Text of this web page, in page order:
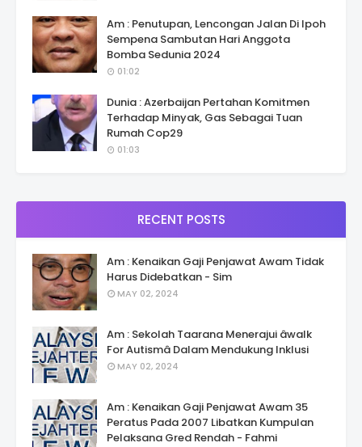
Am : Penutupan, Lencongan Jalan Di Ipoh
Sempena Sambutan Hari Anggota
Bomba Sedunia 2024
01:02
Dunia : Azerbaijan Pertahan Komitmen
Terhadap Minyak, Gas Sebagai Tuan
Rumah Cop29
01:03
RECENT POSTS
Am : Kenaikan Gaji Penjawat Awam Tidak
Harus Didebatkan - Sim
MAY 02, 2024
Am : Sekolah Taarana Menerajui âwalk
For Autismâ Dalam Mendukung Inklusi
MAY 02, 2024
Am : Kenaikan Gaji Penjawat Awam 35
Peratus Pada 2007 Libatkan Kumpulan
Pelaksana Gred Rendah - Fahmi